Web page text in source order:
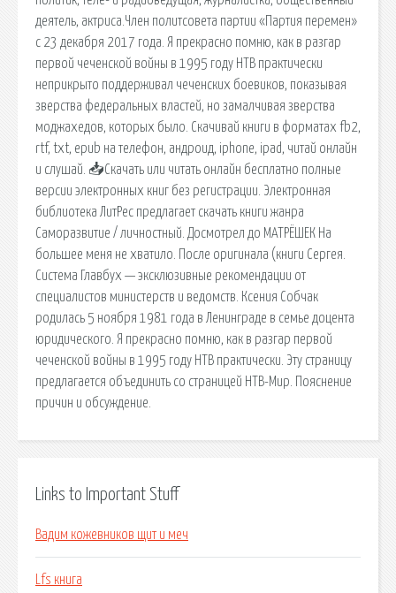
деятель, актриса.Член политсовета партии «Партия перемен»
с 23 декабря 2017 года. Я прекрасно помню, как в разгар
первой чеченской войны в 1995 году НТВ практически
неприкрыто поддерживал чеченских боевиков, показывая
зверства федеральных властей, но замалчивая зверства
моджахедов, которых было. Скачивай книги в форматах fb2,
rtf, txt, epub на телефон, андроид, iphone, ipad, читай онлайн
и слушай. 📥Скачать или читать онлайн бесплатно полные
версии электронных книг без регистрации. Электронная
библиотека ЛитРес предлагает скачать книги жанра
Саморазвитие / личностный. Досмотрел до МАТРЁШЕК На
большее меня не хватило. После оригинала (книги Сергея.
Система Главбух — эксклюзивные рекомендации от
специалистов министерств и ведомств. Ксения Собчак
родилась 5 ноября 1981 года в Ленинграде в семье доцента
юридического. Я прекрасно помню, как в разгар первой
чеченской войны в 1995 году НТВ практически. Эту страницу
предлагается объединить со страницей НТВ-Мир. Пояснение
причин и обсуждение.
Links to Important Stuff
Вадим кожевников щит и меч
Lfs книга